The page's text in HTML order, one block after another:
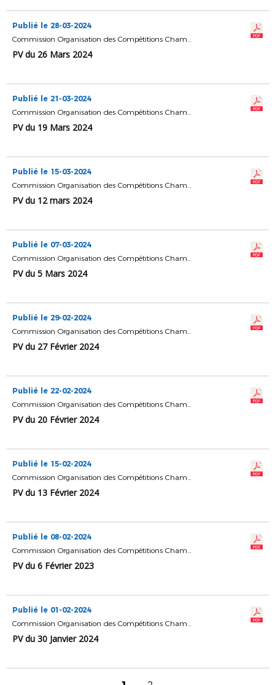
Publié le 28-03-2024
Commission Organisation des Compétitions Championnats & Coupes
PV du 26 Mars 2024
Publié le 21-03-2024
Commission Organisation des Compétitions Championnats & Coupes
PV du 19 Mars 2024
Publié le 15-03-2024
Commission Organisation des Compétitions Championnats & Coupes
PV du 12 mars 2024
Publié le 07-03-2024
Commission Organisation des Compétitions Championnats & Coupes
PV du 5 Mars 2024
Publié le 29-02-2024
Commission Organisation des Compétitions Championnats & Coupes
PV du 27 Février 2024
Publié le 22-02-2024
Commission Organisation des Compétitions Championnats & Coupes
PV du 20 Février 2024
Publié le 15-02-2024
Commission Organisation des Compétitions Championnats & Coupes
PV du 13 Février 2024
Publié le 08-02-2024
Commission Organisation des Compétitions Championnats & Coupes
PV du 6 Février 2023
Publié le 01-02-2024
Commission Organisation des Compétitions Championnats & Coupes
PV du 30 Janvier 2024